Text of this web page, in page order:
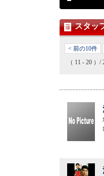
スタッ
< 前の10件
（ 11 - 20 ）/